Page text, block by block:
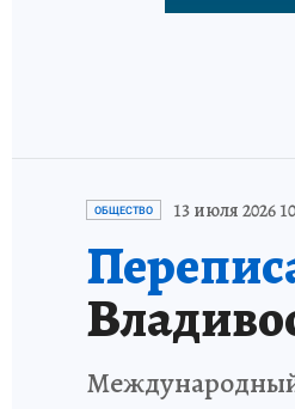
ОБЩЕСТВО 13 июля 2026
Международный